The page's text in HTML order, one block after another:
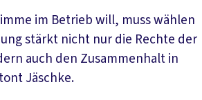
im Betrieb will, muss wählen
stärkt nicht nur die Rechte der
auch den Zusammenhalt in
Jäschke.